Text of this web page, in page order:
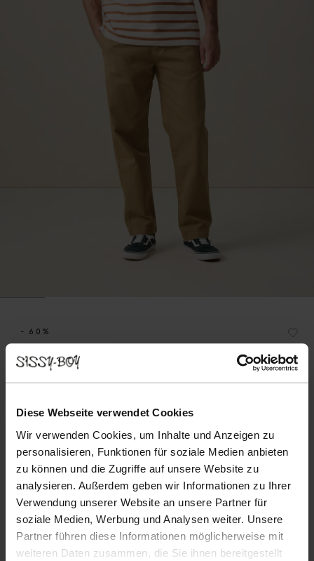
Diese Webseite verwendet Cookies
Wir verwenden Cookies, um Inhalte und Anzeigen zu
personalisieren, Funktionen für soziale Medien anbieten
zu können und die Zugriffe auf unsere Website zu
analysieren. Außerdem geben wir Informationen zu Ihrer
Verwendung unserer Website an unsere Partner für
soziale Medien, Werbung und Analysen weiter. Unsere
Partner führen diese Informationen möglicherweise mit
weiteren Daten zusammen, die Sie ihnen bereitgestellt
- 60%
Chino mit mittelhoher Taille - braun
Farben